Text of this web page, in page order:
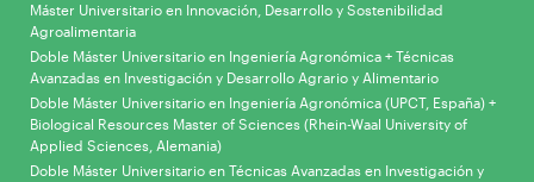
Máster Universitario en Innovación, Desarrollo y Sostenibilidad
Agroalimentaria
Doble Máster Universitario en Ingeniería Agronómica + Técnicas
Avanzadas en Investigación y Desarrollo Agrario y Alimentario
Doble Máster Universitario en Ingeniería Agronómica (UPCT, España) +
Biological Resources Master of Sciences (Rhein-Waal University of
Applied Sciences, Alemania)
Doble Máster Universitario en Técnicas Avanzadas en Investigación y